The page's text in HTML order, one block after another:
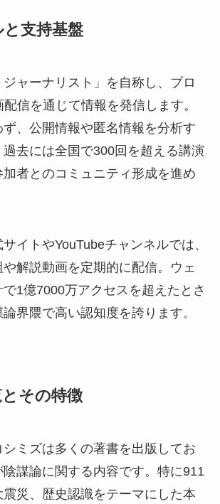
支持基盤
ャーナリスト」を自称し、ブロ
信を通じて情報を発信します。
、公開情報や匿名情報を分析す
去には全国で300回を超える講演
者とのコミュニティ形成を進め
イトやYouTubeチャンネルでは、
解説動画を定期的に配信。ウェ
1億7000万アクセスを超えたとさ
界隈で高い認知度を誇ります。
その特徴
シミズは多くの著書を出版してお
陰謀論に関する内容です。特に911
災、歴史認識をテーマにした本